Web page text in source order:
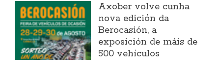
Axober volve cunha
nova edición da
Berocasión, a
exposición de máis de
500 vehículos